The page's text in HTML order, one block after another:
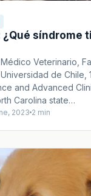
¿Qué síndrome
Veterinario,
de Chile,
and Advanced
Carolina state…
2023 2 min